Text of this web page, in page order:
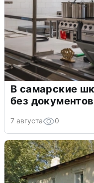
В самарские
без документов
7 августа 0